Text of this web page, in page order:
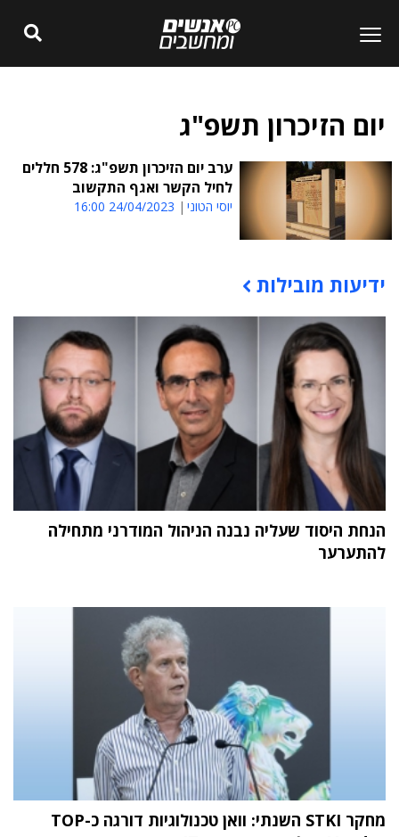
יום הזיכרון תשפ"ג
ערב יום הזיכרון תשפ"ג: 578 חללים
לחיל הקשר ואגף התקשוב
יוסי הטוני 24/04/2023 16:00
תוכן פרסומי
ידיעות מובילות
הנחת היסוד שעליה נבנה הניהול המודרני מתחילה
להתערער
מחקר STKI השנתי: וואן טכנולוגיות דורגה כ-TOP